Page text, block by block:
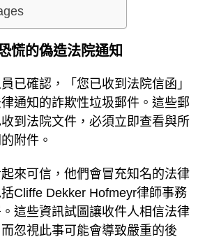
慌的偽造法院通知
已確認，「您已收到法院信函」
通知的詐欺性垃圾郵件。這些郵
到法院文件，必須立即查看與所
附件。
來可信，他們會冒充知名的法律
Cliffe Dekker Hofmeyr律師事務
這些資訊試圖讓收件人相信法律
忽視此事可能會導致嚴重的後